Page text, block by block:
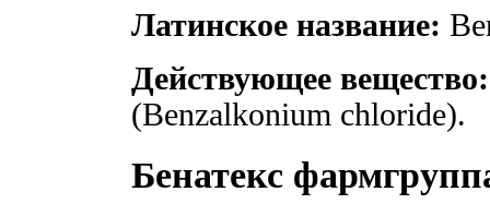
Латинское название:
Действующее вещество:
(Benzalkonium chloride).
Бенатекс